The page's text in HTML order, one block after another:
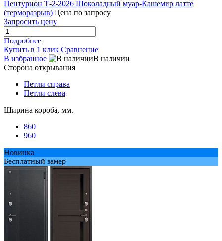
Центурион Т-2-2026 Шоколадный муар-Кашемир латте
(терморазрыв) Цена по запросу
Запросить цену
Подробнее
Купить в 1 клик Сравнение
В избранное
В наличии
Сторона открывания
Петли справа
Петли слева
Ширина короба, мм.
860
960
Новинка
Бесплатный замер